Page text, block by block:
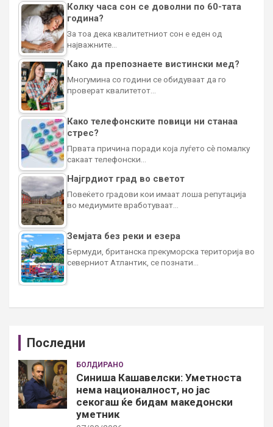
Колку часа сон се доволни по 60-тата
година?
За тоа дека квалитетниот сон е еден од
најважните…
Како да препознаете вистински мед?
Многумина со години се обидуваат да го
проверат квалитетот…
Како телефонските повици ни станаа
стрес?
Првата причина поради која луѓето сè помалку
сакаат телефонски…
Најгрдиот град во светот
Повеќето градови кои имаат лоша репутација
во медиумите вработуваат…
Земјата без реки и езера
Бермуди, британска прекуморска територија во
северниот Атлантик, се познати…
Последни
БОЛДИРАНО
Синиша Кашавелски: Уметноста
нема националност, но јас
секогаш ќе бидам македонски
уметник